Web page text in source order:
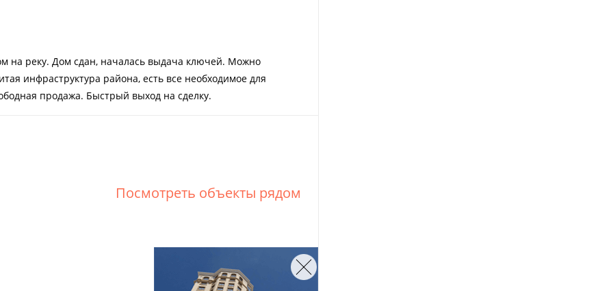
на реку. Дом сдан, началась выдача ключей. Можно
инфраструктура района, есть все необходимое для
продажа. Быстрый выход на сделку.
Посмотреть объекты рядом